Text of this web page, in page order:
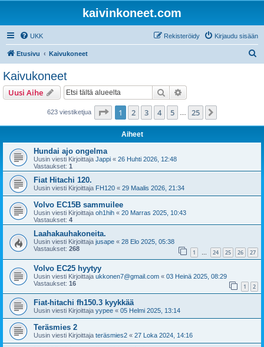
kaivinkoneet.com
UKK Kirjaudu sisään
Rekisteröidy
Etusivu Kaivukoneet
Kaivukoneet
Uusi Aihe Etsi
623 viestiketjua Sivu /25
1 2 3 4 5 25
Aiheet
Hundai ajo ongelma
Uusin viesti Kirjoittaja Jappi « 26 Huhti 2026, 12:48
Vastaukset: 1
Fiat Hitachi 120.
Uusin viesti Kirjoittaja FH120 « 29 Maalis 2026, 21:34
Volvo EC15B sammuilee
Uusin viesti Kirjoittaja oh1hih « 20 Marras 2025, 10:43
Vastaukset: 4
Laahakauhakoneita.
Uusin viesti Kirjoittaja jusape « 28 Elo 2025, 05:38
Vastaukset: 268 1 … 24 25 26 27
Volvo EC25 hyytyy
Uusin viesti Kirjoittaja ukkonen7@gmail.com « 03 Heinä 2025, 08:29
Vastaukset: 16 1 2
Fiat-hitachi fh150.3 kyykkää
Uusin viesti Kirjoittaja yypee « 05 Helmi 2025, 13:14
Teräsmies 2
Uusin viesti Kirjoittaja teräsmies2 « 27 Loka 2024, 14:16